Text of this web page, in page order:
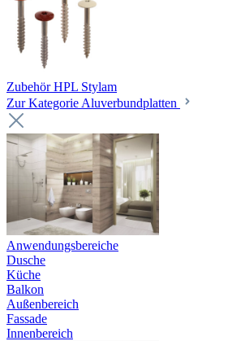
Zubehör HPL Stylam
Zur Kategorie Aluverbundplatten
Anwendungsbereiche
Dusche
Küche
Balkon
Außenbereich
Fassade
Innenbereich